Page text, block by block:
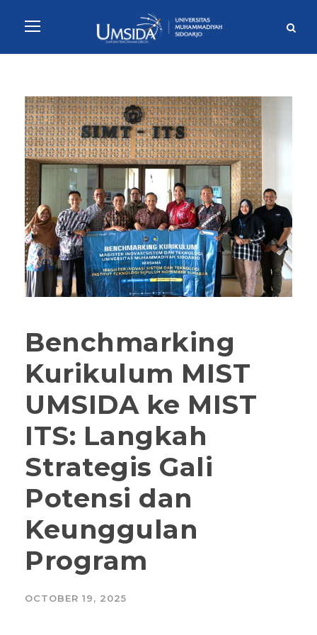
Benchmarking
Kurikulum MIST
UMSIDA ke MIST
ITS: Langkah
Strategis Gali
Potensi dan
Keunggulan
Program
OCTOBER 19, 2025